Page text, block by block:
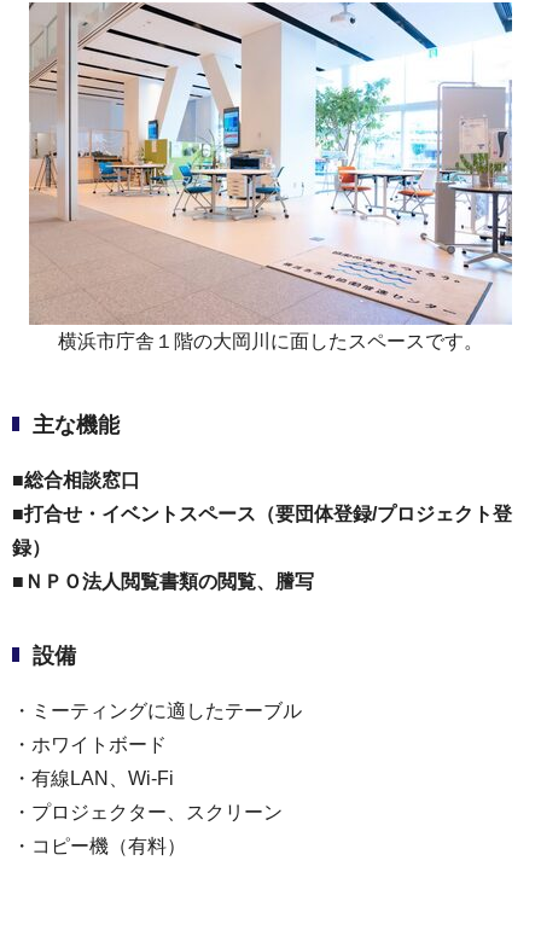
横浜市庁舎１階の大岡川に面したスペースです。
主な機能
■総合相談窓口
■打合せ・イベントスペース（要団体登録/プロジェクト登
録）
■ＮＰＯ法人閲覧書類の閲覧、謄写
設備
・ミーティングに適したテーブル
・ホワイトボード
・有線LAN、Wi-Fi
・プロジェクター、スクリーン
・コピー機（有料）